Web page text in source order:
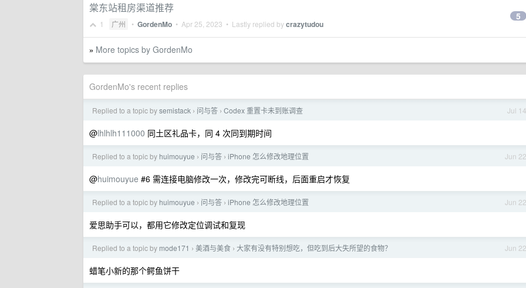
棠东站租房渠道推荐
1 广州 • GordenMo • Apr 25, 2023 • Lastly replied bycrazytudou
5
» More topics by GordenMo
GordenMo's recent replies
Jul 14
Replied to a topic bysemistack › 问与答 › Codex 重置卡未到账调查
@lhlhlh111000 同土区礼品卡，同 4 次同到期时间
Jun 22
Replied to a topic by huimouyue › 问与答 › iPhone 怎么修改地理位置
@huimouyue #6 需连接电脑修改一次，修改完可断线，后面重启才恢复
Jun 22
Replied to a topic by huimouyue › 问与答 › iPhone 怎么修改地理位置
爱思助手可以，都用它修改定位调试和复现
Jun 22
Replied to a topic by mode171 › 美酒与美食 › 大家有没有特别想吃，但吃到后大失所望的食物？
蜡笔小新的那个鳄鱼饼干